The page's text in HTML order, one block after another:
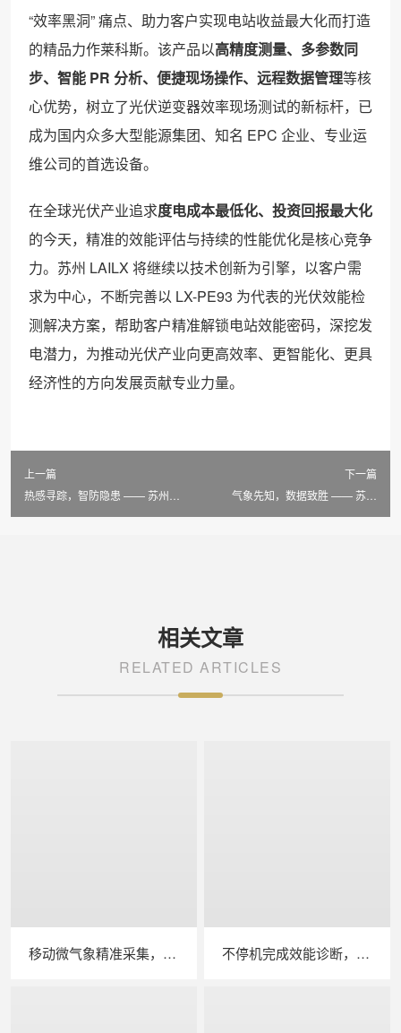
“效率黑洞” 痛点、助力客户实现电站收益最大化而打造
的精品力作莱科斯。该产品以高精度测量、多参数同
步、智能 PR 分析、便捷现场操作、远程数据管理等核
心优势，树立了光伏逆变器效率现场测试的新标杆，已
成为国内众多大型能源集团、知名 EPC 企业、专业运
维公司的首选设备。
在全球光伏产业追求度电成本最低化、投资回报最大化
的今天，精准的效能评估与持续的性能优化是核心竞争
力。苏州 LAILX 将继续以技术创新为引擎，以客户需
求为中心，不断完善以 LX-PE93 为代表的光伏效能检
测解决方案，帮助客户精准解锁电站效能密码，深挖发
电潜力，为推动光伏产业向更高效率、更智能化、更具
经济性的方向发展贡献专业力量。
上一篇
热感寻踪，智防隐患 —— 苏州
下一篇
气象先知，数据致胜 —— 苏州
相关文章
RELATED ARTICLES
移动微气象精准采集，苏州 LAILX LXH506 便携式气象站补齐光伏检测环境数据短板 不停机完成效能诊断，苏州 LAILX LX‑PE93 逆变器综合测试仪筑牢光伏电站效能底座